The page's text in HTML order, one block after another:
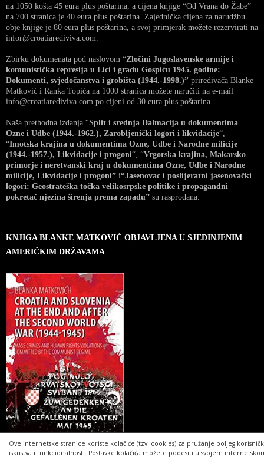
Ove internetske stranice koriste kolačiće (tzv. cookies) za pružanje boljeg
iskustva i funkcionalnosti. Postavke kolačića možete podesiti u svojem
na 1050 košta 45 eura plus poštarina, a cijena knjige “Od Vrana do Žabe”
na 700 stranica je 40 eura plus poštarina. Zajednička cijena za narudžbu
obje knjige je 80 eura plus poštarina, a svoj primjerak možete rezervirati na
infor@croatiarediviva.com.
Zbirku dokumenata pod naslovom “Zločini Jugoslavenske armije i
komunistička represija u Lici i gradu Gospiću 1945. godine:
Dokumenti, svjedočanstva i grobišta (1944.-1998.)” priređivača Blanke
Matković i Ranka Topića na 1000 stranica možete naručiti na e-mail
info@croatiarediviva.com po cijeni od 30 eura plus poštarina.
Naša prethodna izdanja “Split i srednja Dalmacija u dokumentima
Ozne i Udbe (1944.-1962.), Zarobljenički logori i likvidacije“,
“Imotska krajina u dokumentima Ozne, Udbe i Narodne milicije
(1944.-1957.), Likvidacije i progoni“, “Vrgorska krajina, Makarsko
primorje i neretvanski kraj u dokumentima Ozne, Udbe i Narodne
milicije, Likvidacije i progoni” i“Jasenovac i poslijeratni jasenovački
logori: Geostrateška točka velikosrpske politike i propagandni
pokretač njezina širenja prema zapadu” su rasprodana.
KNJIGA BLANKE MATKOVIĆ OBJAVLJENA U SJEDINJENIM
AMERIČKIM DRŽAVAMA